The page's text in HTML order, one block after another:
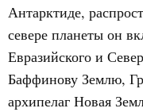
Антарктиде,
севере планеты он
Евразийского и
Баффинову Землю,
архипелаг Новая